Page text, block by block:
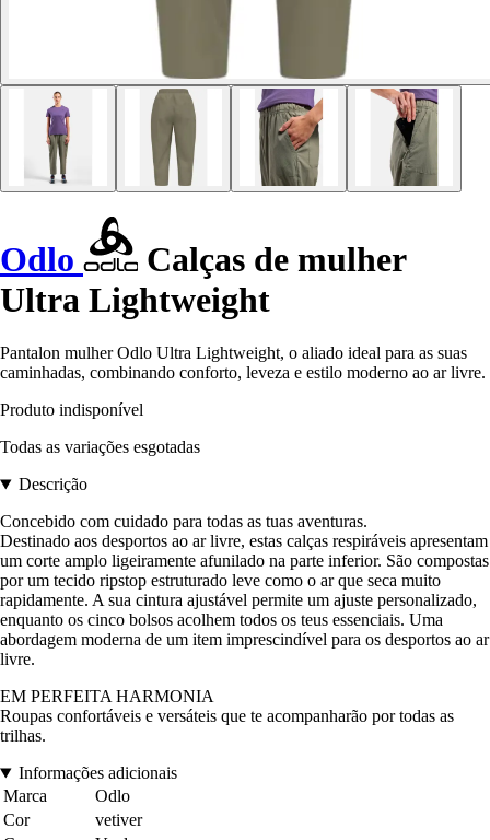
Odlo
Calças de mulher
Ultra Lightweight
Pantalon mulher Odlo Ultra Lightweight, o aliado ideal para as suas
caminhadas, combinando conforto, leveza e estilo moderno ao ar livre.
Produto indisponível
Todas as variações esgotadas
Descrição
Concebido com cuidado para todas as tuas aventuras.
Destinado aos desportos ao ar livre, estas calças respiráveis apresentam
um corte amplo ligeiramente afunilado na parte inferior. São compostas
por um tecido ripstop estruturado leve como o ar que seca muito
rapidamente. A sua cintura ajustável permite um ajuste personalizado,
enquanto os cinco bolsos acolhem todos os teus essenciais. Uma
abordagem moderna de um item imprescindível para os desportos ao ar
livre.
EM PERFEITA HARMONIA
Roupas confortáveis e versáteis que te acompanharão por todas as
trilhas.
Informações adicionais
Marca
Odlo
Cor
vetiver